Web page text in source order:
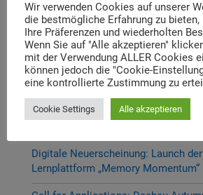
Aktuelle Beiträge
P-Seminar Gymnasium Ottobrunn
Hohenbrunn – Zwischen Krieg und
Thema und Referent:innen für das
Dachauer Symposium stehen fest
Digitale Neuerscheinung: Launch
Lernplattform „Memory Momentum“
Wir verwenden Cookies auf unserer
die bestmögliche Erfahrung zu
Ihre Präferenzen und wiederholten
Wenn Sie auf "Alle akzeptieren"
mit der Verwendung ALLER Cookies
können jedoch die "Cookie-
eine kontrollierte Zustimmung zu
Cookie Settings Alle akzeptieren